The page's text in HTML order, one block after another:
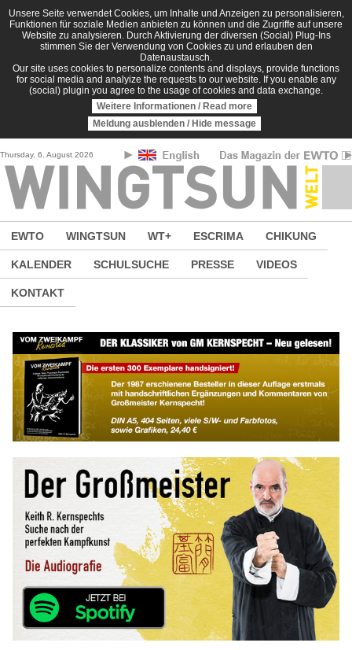
Direkt zum Inhalt
Unsere Seite verwendet Cookies, um Inhalte und Anzeigen zu personalisieren,
Funktionen für soziale Medien anbieten zu können und die Zugriffe auf unsere
Website zu analysieren. Durch Aktivierung der diversen (Social) Plug-Ins
stimmen Sie der Verwendung von Cookies zu und erlauben den
Datenaustausch.
Our site uses cookies to personalize contents and displays, provide functions
for social media and analyize the requests to our website. If you enable any
(social) plugin you agree to the usage of cookies and data exchange.
Weitere Informationen / Read more
Meldung ausblenden / Hide message
Thursday, 6. August 2026
EWTO WINGTSUN WT+ ESCRIMA CHIKUNG
KALENDER SCHULSUCHE PRESSE VIDEOS
KONTAKT